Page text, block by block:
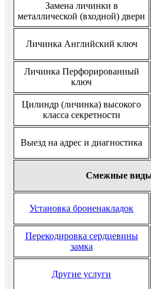
Замена личинки в
металлической (входной) двери
Личинка Английский ключ
Личинка Перфорированный
ключ
Цилиндр (личинка) высокого
класса секретности
Выезд на адрес и диагностика
Смежные виды
Установка броненакладок
Перекодировка сердцевины
замка
Другие услуги